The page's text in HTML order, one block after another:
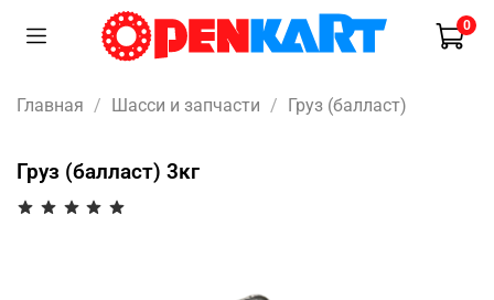
0
Главная Шасси и запчасти Груз (балласт)
Груз (балласт) 3кг